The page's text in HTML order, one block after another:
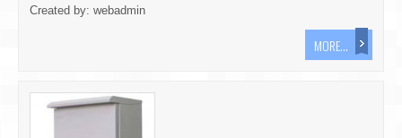
Created by: webadmin
MORE...